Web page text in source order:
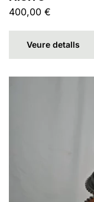
400,00 €
Veure detalls